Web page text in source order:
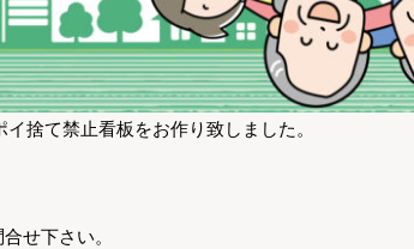
イ捨て禁止看板をお作り致しました。
せ下さい。